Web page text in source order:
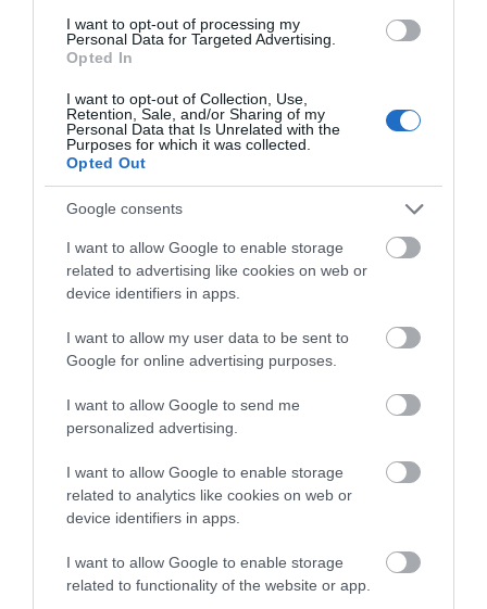
I want to opt-out of processing my
Personal Data for Targeted Advertising.
Opted In
I want to opt-out of Collection, Use,
Retention, Sale, and/or Sharing of my
Personal Data that Is Unrelated with the
Purposes for which it was collected.
Opted Out
Google consents
I want to allow Google to enable storage
related to advertising like cookies on web or
device identifiers in apps.
I want to allow my user data to be sent to
Google for online advertising purposes.
I want to allow Google to send me
personalized advertising.
I want to allow Google to enable storage
related to analytics like cookies on web or
device identifiers in apps.
I want to allow Google to enable storage
related to functionality of the website or app.
Vencil Tired Legs Gel 200ml Τζελ για
Κουρασμένα πόδια
Διαθέσιμο
20,35 €